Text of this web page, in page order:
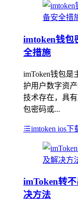
imtoken钱包
全措施
imToken钱包是
护用户数字资
技术存在，具
包密码或...
imtoken ios下
imToken转
决方法